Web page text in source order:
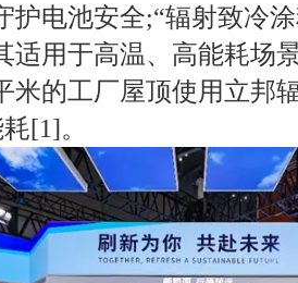
护电池安全;“辐射致冷
适用于高温、高能耗场
米的工厂屋顶使用立邦
[1]。